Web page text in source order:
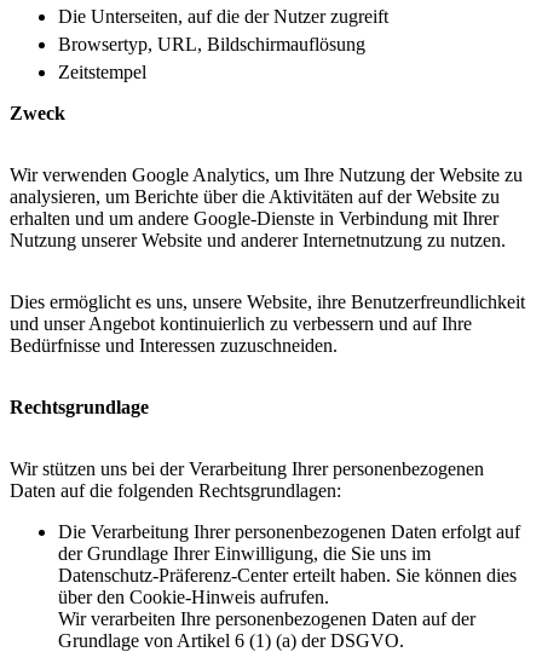
Die Unterseiten, auf die der Nutzer zugreift
Browsertyp, URL, Bildschirmauflösung
Zeitstempel
Zweck
Wir verwenden Google Analytics, um Ihre Nutzung der Website zu
analysieren, um Berichte über die Aktivitäten auf der Website zu
erhalten und um andere Google-Dienste in Verbindung mit Ihrer
Nutzung unserer Website und anderer Internetnutzung zu nutzen.
Dies ermöglicht es uns, unsere Website, ihre Benutzerfreundlichkeit
und unser Angebot kontinuierlich zu verbessern und auf Ihre
Bedürfnisse und Interessen zuzuschneiden.
Rechtsgrundlage
Wir stützen uns bei der Verarbeitung Ihrer personenbezogenen
Daten auf die folgenden Rechtsgrundlagen:
Die Verarbeitung Ihrer personenbezogenen Daten erfolgt auf
der Grundlage Ihrer Einwilligung, die Sie uns im
Datenschutz-Präferenz-Center erteilt haben. Sie können dies
über den Cookie-Hinweis aufrufen.
Wir verarbeiten Ihre personenbezogenen Daten auf der
Grundlage von Artikel 6 (1) (a) der DSGVO.